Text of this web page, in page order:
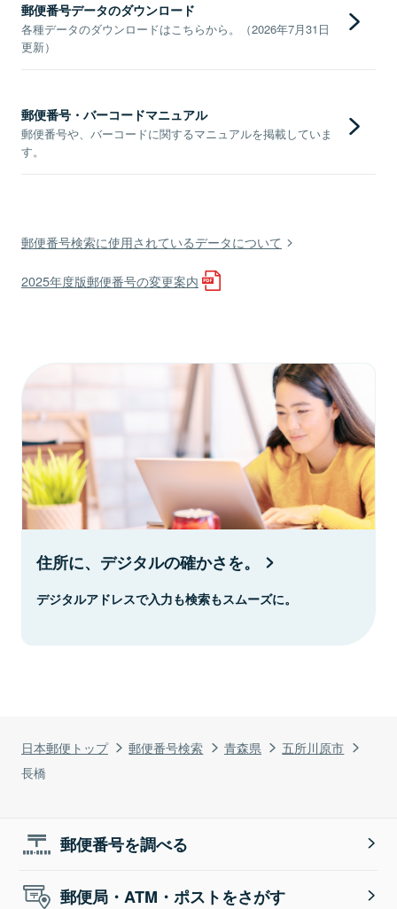
日本郵便トップ 郵便番号検索 青森県
五所川原市
長橋
郵便番号データのダウンロード
各種データのダウンロードはこちらから。（2026年7月31日
更新）
郵便番号・バーコードマニュアル
郵便番号や、バーコードに関するマニュアルを掲載していま
す。
郵便番号検索に使用されているデータについて
2025年度版郵便番号の変更案内
住所に、デジタルの確かさを。
デジタルアドレスで入力も検索もスムーズに。
郵便番号を調べる
郵便局・ATM・ポストをさがす